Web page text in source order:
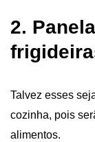
2.
Talvez esses
cozinha, pois
alimentos.